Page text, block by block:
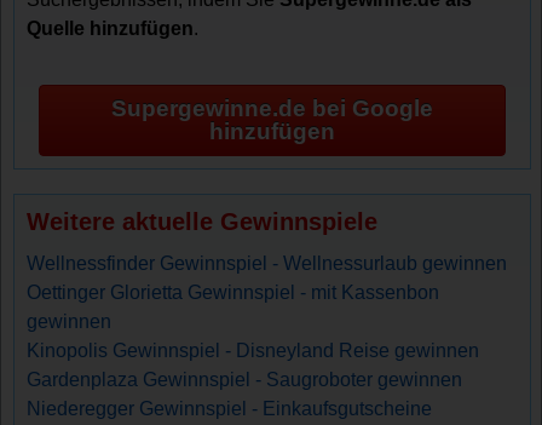
Quelle hinzufügen.
Supergewinne.de bei Google
hinzufügen
Weitere aktuelle Gewinnspiele
Wellnessfinder Gewinnspiel - Wellnessurlaub gewinnen
Oettinger Glorietta Gewinnspiel - mit Kassenbon
gewinnen
Kinopolis Gewinnspiel - Disneyland Reise gewinnen
Gardenplaza Gewinnspiel - Saugroboter gewinnen
Niederegger Gewinnspiel - Einkaufsgutscheine